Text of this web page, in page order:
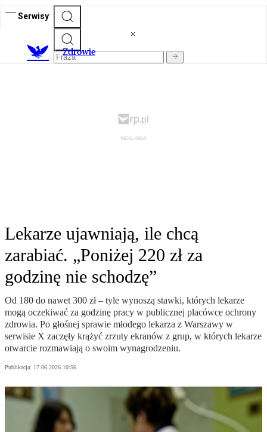
Serwisy
Zdrowie
Lekarze ujawniają, ile chcą
zarabiać. „Poniżej 220 zł za
godzinę nie schodzę”
Od 180 do nawet 300 zł – tyle wynoszą stawki, których lekarze
mogą oczekiwać za godzinę pracy w publicznej placówce ochrony
zdrowia. Po głośnej sprawie młodego lekarza z Warszawy w
serwisie X zaczęły krążyć zrzuty ekranów z grup, w których lekarze
otwarcie rozmawiają o swoim wynagrodzeniu.
Publikacja: 17.06.2026 10:56